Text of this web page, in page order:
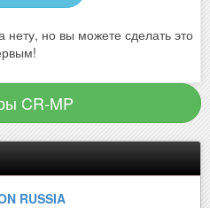
нету, но вы можете сделать это
CR-MP
RUSSIA